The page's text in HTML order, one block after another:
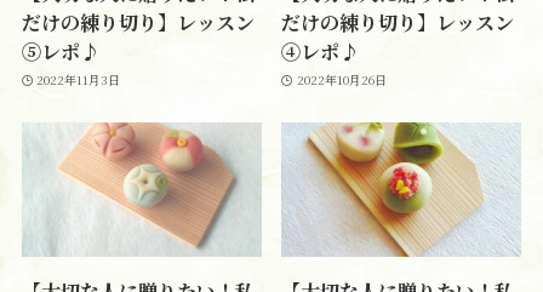
だけの練り切り】レッスン
⑤レポ♪
2022年11月3日
だけの練り切り】レッスン
④レポ♪
2022年10月26日